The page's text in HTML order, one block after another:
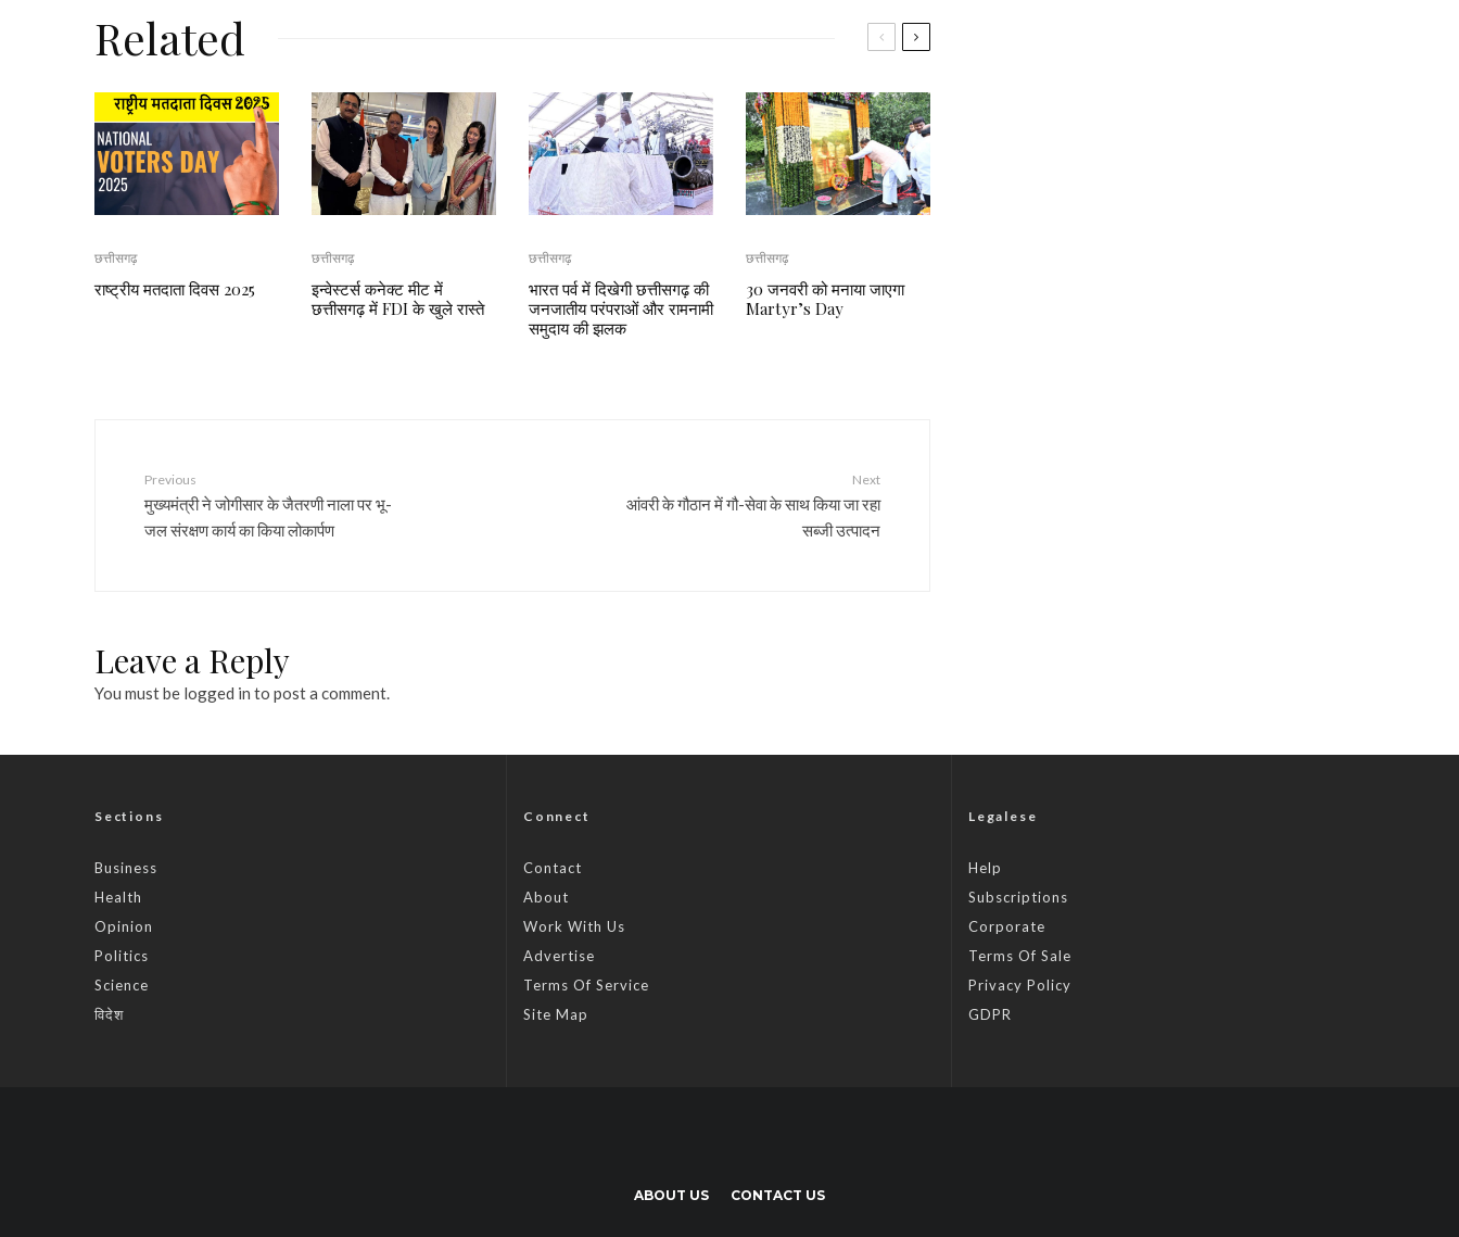
Related
छत्तीसगढ़
राष्ट्रीय मतदाता दिवस 2025
छत्तीसगढ़
इन्वेस्टर्स कनेक्ट मीट में
छत्तीसगढ़ में FDI के खुले रास्ते
छत्तीसगढ़
भारत पर्व में दिखेगी छत्तीसगढ़ की
जनजातीय परंपराओं और रामनामी
समुदाय की झलक
छत्तीसगढ़
30 जनवरी को मनाया जाएगा
Martyr’s Day
Previous
मुख्यमंत्री ने जोगीसार के जैतरणी नाला पर भू-
जल संरक्षण कार्य का किया लोकार्पण
Next
आंवरी के गौठान में गौ-सेवा के साथ किया जा रहा
सब्जी उत्पादन
Leave a Reply
You must be logged in to post a comment.
Sections
Business
Health
Opinion
Politics
Science
विदेश
Connect
Contact
About
Work With Us
Advertise
Terms Of Service
Site Map
Legalese
Help
Subscriptions
Corporate
Terms Of Sale
Privacy Policy
GDPR
ABOUT US CONTACT US